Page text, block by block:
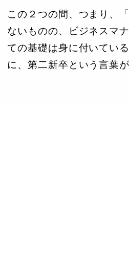
この２つの間、つまり、
ないものの、ビジネスマ
ての基礎は身に付いてい
に、第二新卒という言葉